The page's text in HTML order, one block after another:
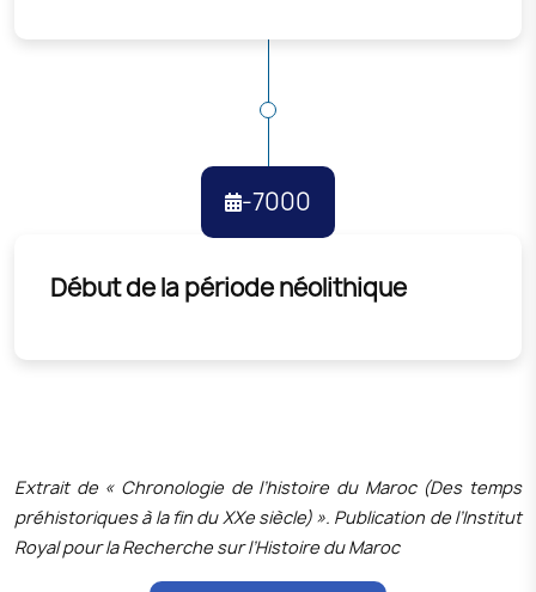
Début de la période néolithique
-7000
Extrait de « Chronologie de l’histoire du Maroc (Des temps
préhistoriques à la fin du XXe siècle) ». Publication de l’Institut
Royal pour la Recherche sur l’Histoire du Maroc